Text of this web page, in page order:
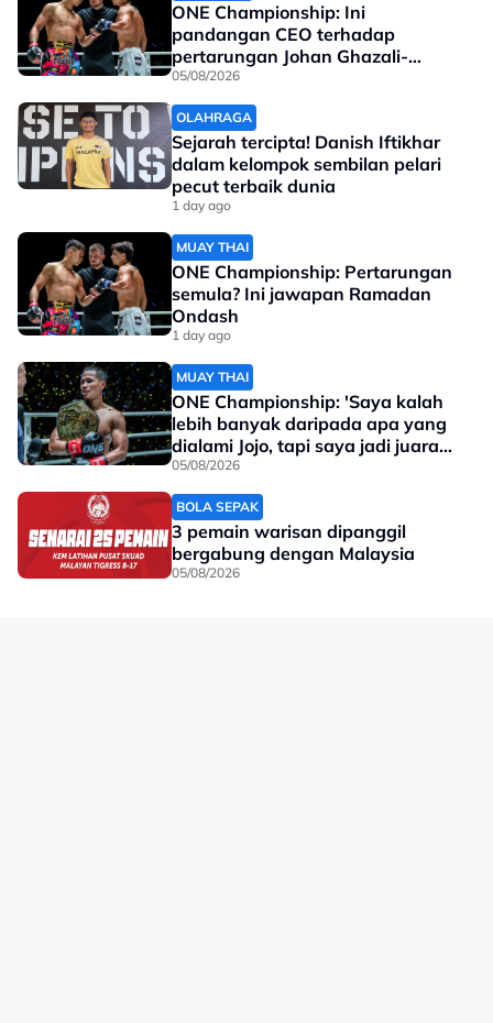
#liga super #Liga-M
ONE Championship: Ini
pandangan CEO terhadap
pertarungan Johan Ghazali-
Ramadan Ondash
05/08/2026
OLAHRAGA
Sejarah tercipta! Danish Iftikhar
dalam kelompok sembilan pelari
pecut terbaik dunia
1 day ago
MUAY THAI
ONE Championship: Pertarungan
semula? Ini jawapan Ramadan
Ondash
1 day ago
MUAY THAI
ONE Championship: 'Saya kalah
lebih banyak daripada apa yang
dialami Jojo, tapi saya jadi juara
dunia'
05/08/2026
BOLA SEPAK
3 pemain warisan dipanggil
bergabung dengan Malaysia
05/08/2026